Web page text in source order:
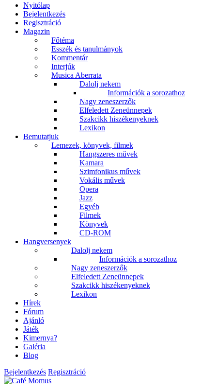
Nyitólap
Bejelentkezés
Regisztráció
Magazin
Főtéma
Esszék és tanulmányok
Kommentár
Interjúk
Musica Aberrata
Dalolj nekem
Információk a sorozathoz
Nagy zeneszerzők
Elfeledett Zeneünnepek
Szakcikk hiszékenyeknek
Lexikon
Bemutatjuk
Lemezek, könyvek, filmek
Hangszeres művek
Kamara
Szimfonikus művek
Vokális művek
Opera
Jazz
Egyéb
Filmek
Könyvek
CD-ROM
Hangversenyek
Dalolj nekem
Információk a sorozathoz
Nagy zeneszerzők
Elfeledett Zeneünnepek
Szakcikk hiszékenyeknek
Lexikon
Hírek
Fórum
Ajánló
Játék
Kimernya?
Galéria
Blog
Bejelentkezés Regisztráció